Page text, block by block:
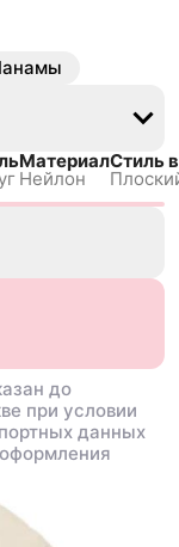
Материал
Нейлон
Стиль
до
при условии
данных